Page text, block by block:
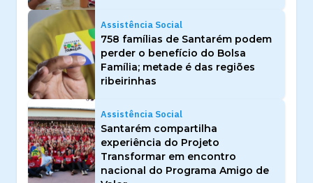
Assistência Social
758 famílias de Santarém podem
perder o benefício do Bolsa
Família; metade é das regiões
ribeirinhas
Assistência Social
Santarém compartilha
experiência do Projeto
Transformar em encontro
nacional do Programa Amigo de